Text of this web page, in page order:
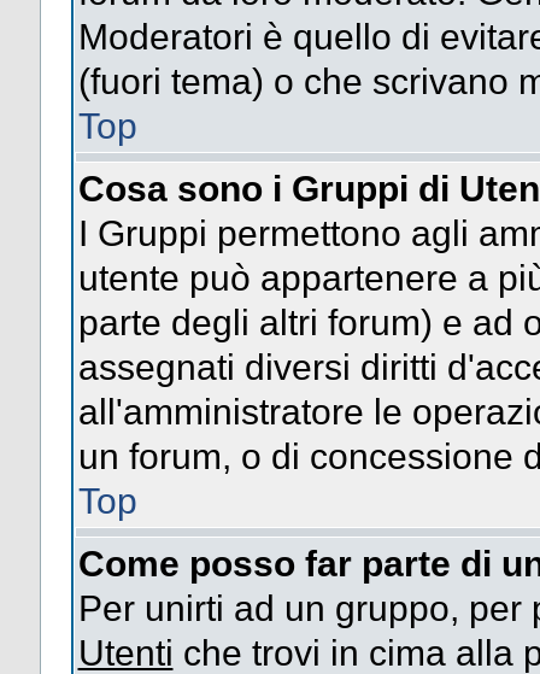
Moderatori è quello di
(fuori tema) o che scrivano
Top
Cosa sono i Gruppi di
I Gruppi permettono agli
utente può appartenere a
parte degli altri forum) e ad
assegnati diversi diritti
all'amministratore le
un forum, o di concessione
Top
Come posso far parte di
Per unirti ad un gruppo,
Utenti che trovi in cima alla